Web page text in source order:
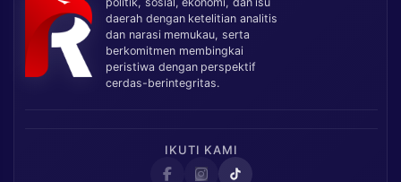
daerah dengan ketelitian analitis
dan narasi memukau, serta
berkomitmen membingkai
peristiwa dengan perspektif
cerdas-berintegritas.
IKUTI KAMI